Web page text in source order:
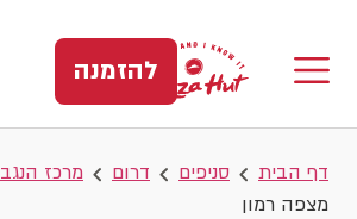
להזמנה
דף הבית סניפים דרום מרכז הנגב
מצפה רמון